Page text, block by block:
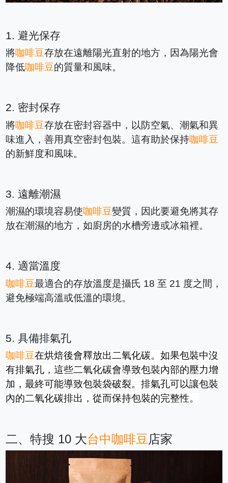
1. 避光保存
將咖啡豆存放在遠離陽光直射的地方，因為陽光會
降低咖啡豆的質量和風味。
2. 密封保存
將咖啡豆存放在密封容器中，以防空氣、潮氣和異
味進入，善用真空密封包裝。這有助於保持咖啡豆
的新鮮度和風味。
3. 遠離潮濕
潮濕的環境容易使咖啡豆變質，因此要避免將其存
放在潮濕的地方，如廚房的水槽旁邊或冰箱裡。
4. 適當溫度
咖啡豆最適合的存放溫度是攝氏 18 至 21 度之間，
避免極端高溫或低溫的環境。
5. 具備排氣孔
咖啡豆在烘焙後會釋放出二氧化碳。如果包裝中沒
有排氣孔，這些二氧化碳會導致包裝內部的壓力增
加，最終可能導致包裝袋破裂。排氣孔可以讓包裝
內的二氧化碳排出，從而保持包裝的完整性。
二、特搜 10 大台中咖啡豆店家